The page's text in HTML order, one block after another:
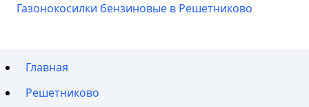
Газонокосилки бензиновые в Решетниково
Главная
Решетниково